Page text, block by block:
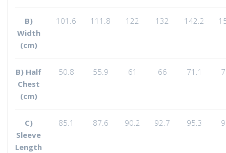
B)
Width
(cm)
101.6 111.8 122 132 142.2
B) Half
Chest
(cm)
50.8 55.9 61 66 71.1
C)
Sleeve
Length
85.1 87.6 90.2 92.7 95.3